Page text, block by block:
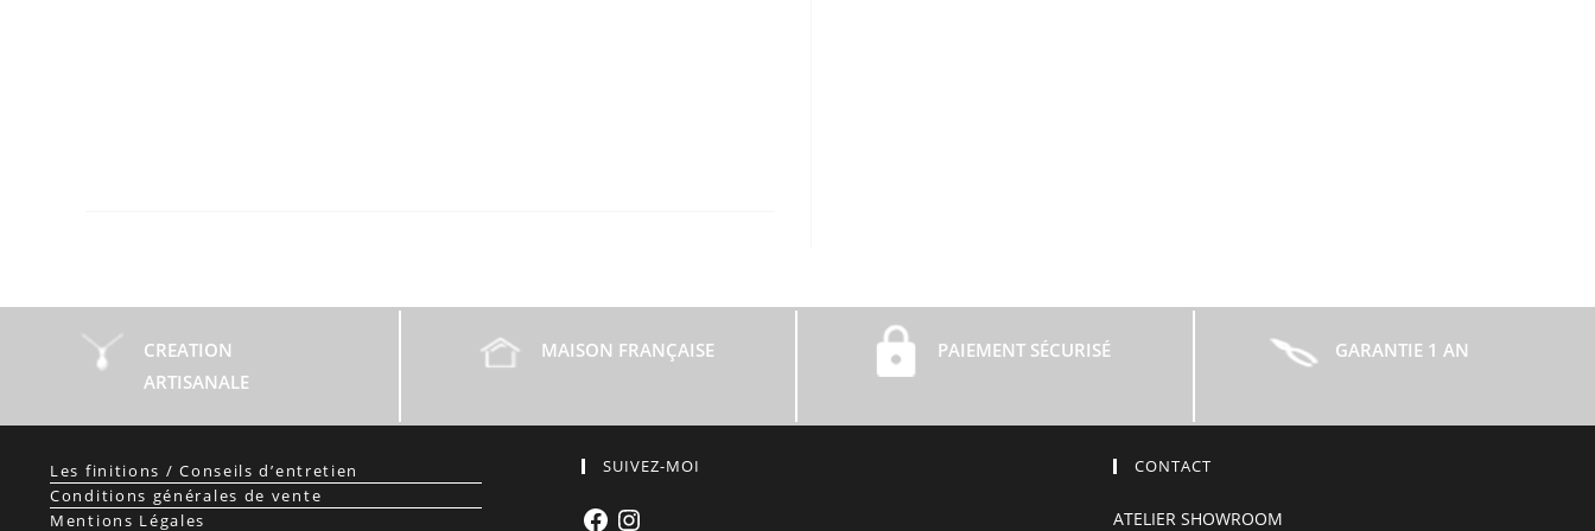
CREATION
ARTISANALE
MAISON FRANÇAISE PAIEMENT SÉCURISÉ GARANTIE 1 AN
Les finitions / Conseils d’entretien
Conditions générales de vente
Mentions Légales
SUIVEZ-MOI
FacebookInstagram
CONTACT
ATELIER SHOWROOM